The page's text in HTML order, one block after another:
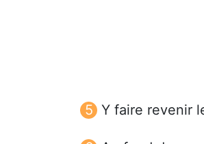
Y faire revenir